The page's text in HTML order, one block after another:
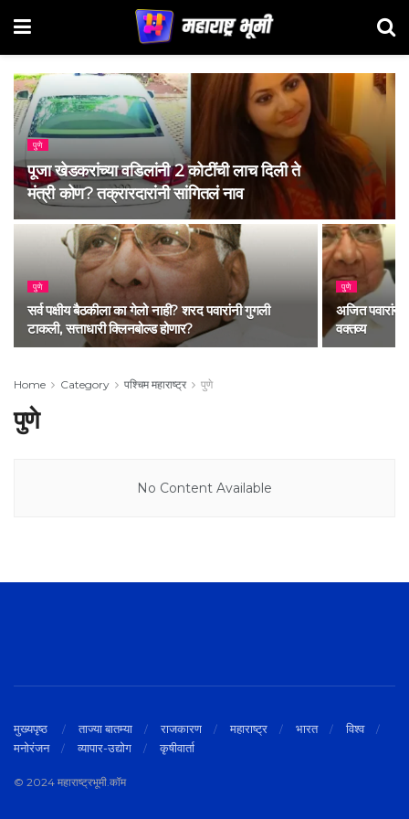
पुणे
पूजा खेडकरांच्या वडिलांनी 2 कोटींची लाच दिली ते
मंत्री कोण? तक्रारदारांनी सांगितलं नाव
पुणे
सर्व पक्षीय बैठकीला का गेलो नाही? शरद पवारांनी गुगली
टाकली, सत्ताधारी क्लिनबोल्ड होणार?
पुणे
अजित
वक्तव्य
Home Category पश्चिम महाराष्ट्र पुणे
पुणे
No Content Available
मुख्यपृष्ठ ताज्या बातम्या राजकारण महाराष्ट्र भारत
विश्व
मनोरंजन
व्यापार-उद्योग कृषीवार्ता
© 2024 महाराष्ट्रभूमी.कॉम